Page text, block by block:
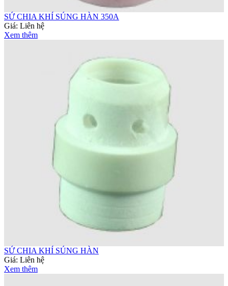
SỨ CHIA KHÍ SÚNG HÀN 350A
Giá: Liên hệ
Xem thêm
SỨ CHIA KHÍ SÚNG HÀN
Giá: Liên hệ
Xem thêm